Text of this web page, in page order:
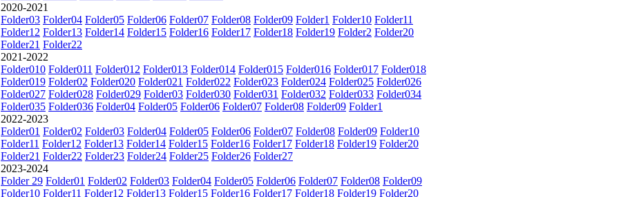
2020-2021
Folder03 Folder04 Folder05 Folder06 Folder07 Folder08 Folder09 Folder1 Folder10 Folder11
Folder12 Folder13 Folder14 Folder15 Folder16 Folder17 Folder18 Folder19 Folder2 Folder20
Folder21 Folder22
2021-2022
Folder010 Folder011 Folder012 Folder013 Folder014 Folder015 Folder016 Folder017 Folder018
Folder019 Folder02 Folder020 Folder021 Folder022 Folder023 Folder024 Folder025 Folder026
Folder027 Folder028 Folder029 Folder03 Folder030 Folder031 Folder032 Folder033 Folder034
Folder035 Folder036 Folder04 Folder05 Folder06 Folder07 Folder08 Folder09 Folder1
2022-2023
Folder01 Folder02 Folder03 Folder04 Folder05 Folder06 Folder07 Folder08 Folder09 Folder10
Folder11 Folder12 Folder13 Folder14 Folder15 Folder16 Folder17 Folder18 Folder19 Folder20
Folder21 Folder22 Folder23 Folder24 Folder25 Folder26 Folder27
2023-2024
Folder 29 Folder01 Folder02 Folder03 Folder04 Folder05 Folder06 Folder07 Folder08 Folder09
Folder10 Folder11 Folder12 Folder13 Folder15 Folder16 Folder17 Folder18 Folder19 Folder20